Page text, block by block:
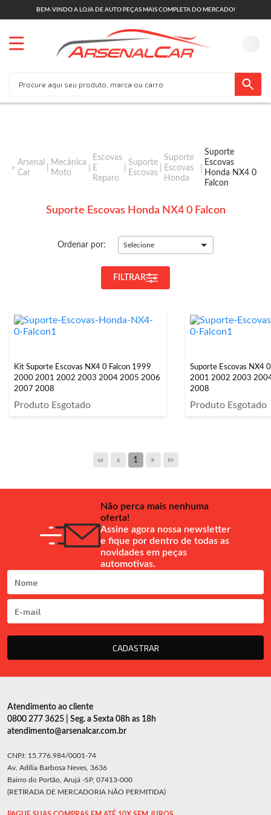
BEM-VINDO A LOJA DE AUTO PEÇAS MAIS COMPLETA DO MERCADO!
Arsenal
Car
Mecânica
Moto
Escovas
E
Reparo
Suporte
Escovas
Suporte
Escovas
Honda
Suporte
Escovas
Honda NX4 0
Falcon
Suporte Escovas Honda NX4 0 Falcon
Ordenar por: Selecione
FILTRAR
Kit Suporte Escovas NX4 0 Falcon 1999
2000 2001 2002 2003 2004 2005 2006
2007 2008
Produto Esgotado
Suporte Escovas NX4
2001 2002 2003
2008
Produto Esgotado
1
Não perca mais nenhuma
oferta!
Assine agora nossa newsletter
e fique por dentro de todas as
novidades em peças
automotivas.
CADASTRAR
Atendimento ao cliente
0800 277 3625 | Seg. a Sexta 08h as 18h
atendimento@arsenalcar.com.br
CNPJ: 15.776.984/0001-74
Av. Adília Barbosa Neves, 3636
Bairro do Portão, Arujá -SP, 07413-000
(RETIRADA DE MERCADORIA NÃO PERMITIDA)